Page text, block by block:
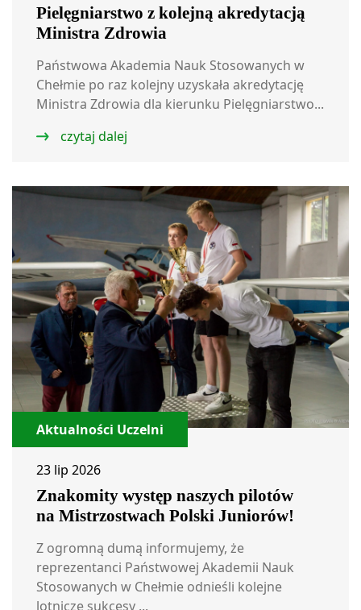
Pielęgniarstwo z kolejną akredytacją
Ministra Zdrowia
Państwowa Akademia Nauk Stosowanych w
Chełmie po raz kolejny uzyskała akredytację
Ministra Zdrowia dla kierunku Pielęgniarstwo...
czytaj dalej
Aktualności Uczelni
23 lip 2026
Znakomity występ naszych pilotów
na Mistrzostwach Polski Juniorów!
Z ogromną dumą informujemy, że
reprezentanci Państwowej Akademii Nauk
Stosowanych w Chełmie odnieśli kolejne
lotnicze sukcesy ...